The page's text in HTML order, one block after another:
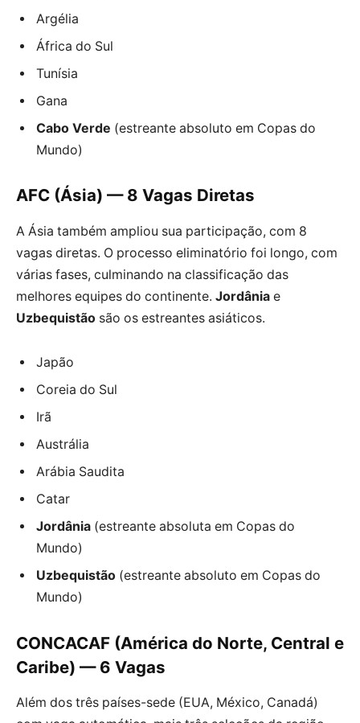
Argélia
África do Sul
Tunísia
Gana
Cabo Verde (estreante absoluto em Copas do
Mundo)
AFC (Ásia) — 8 Vagas Diretas
A Ásia também ampliou sua participação, com 8
vagas diretas. O processo eliminatório foi longo, com
várias fases, culminando na classificação das
melhores equipes do continente. Jordânia e
Uzbequistão são os estreantes asiáticos.
Japão
Coreia do Sul
Irã
Austrália
Arábia Saudita
Catar
Jordânia (estreante absoluta em Copas do
Mundo)
Uzbequistão (estreante absoluto em Copas do
Mundo)
CONCACAF (América do Norte, Central e
Caribe) — 6 Vagas
Além dos três países-sede (EUA, México, Canadá)